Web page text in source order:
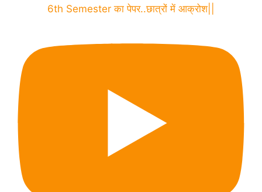
6th Semester का पेपर..छात्रों में आक्रोश||